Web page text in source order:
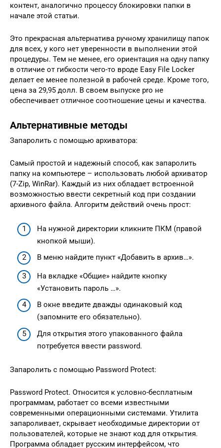
контент, аналогично процессу блокировки папки в
начале этой статьи.
Это прекрасная альтернатива ручному хранилищу папок
для всех, у кого нет уверенности в выполнении этой
процедуры. Тем не менее, его ориентация на одну папку
в отличие от гибкости чего-то вроде Easy File Locker
делает ее менее полезной в рабочей среде. Кроме того,
цена за 29,95 долл. В своем выпуске pro не
обеспечивает отличное соотношение цены и качества.
Альтернативные методы
Запаролить с помощью архиватора:
Самый простой и надежный способ, как запаролить
папку на компьютере – использовать любой архиватор
(7-Zip, WinRar). Каждый из них обладает встроенной
возможностью ввести секретный код при создании
архивного файла. Алгоритм действий очень прост:
На нужной директории кликните ПКМ (правой
кнопкой мыши).
В меню найдите пункт «Добавить в архив…».
На вкладке «Общие» найдите кнопку
«Установить пароль …».
В окне введите дважды одинаковый код
(запомните его обязательно).
Для открытия этого упакованного файла
потребуется ввести password.
Запаролить с помощью Password Protect:
Password Protect. Относится к условно-бесплатным
программам, работает со всеми известными
современными операционными системами. Утилита
запароливает, скрывает необходимые директории от
пользователей, которые не знают код для открытия.
Программа обладает русским интерфейсом, что